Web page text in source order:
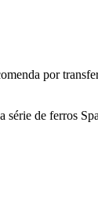
por
de ferros